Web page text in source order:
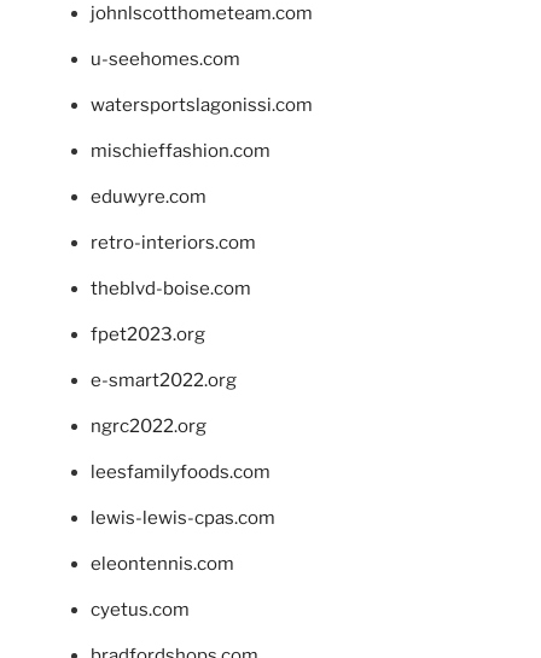
johnlscotthometeam.com
u-seehomes.com
watersportslagonissi.com
mischieffashion.com
eduwyre.com
retro-interiors.com
theblvd-boise.com
fpet2023.org
e-smart2022.org
ngrc2022.org
leesfamilyfoods.com
lewis-lewis-cpas.com
eleontennis.com
cyetus.com